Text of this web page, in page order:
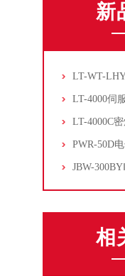
新
LT-WT-
LT-4000伺
LT-4000C
相